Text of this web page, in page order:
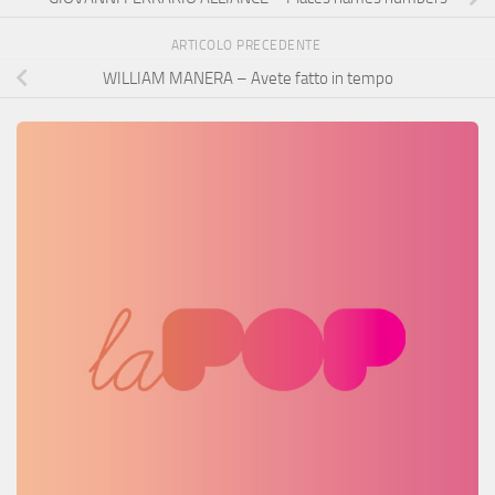
ARTICOLO PRECEDENTE
WILLIAM MANERA – Avete fatto in tempo